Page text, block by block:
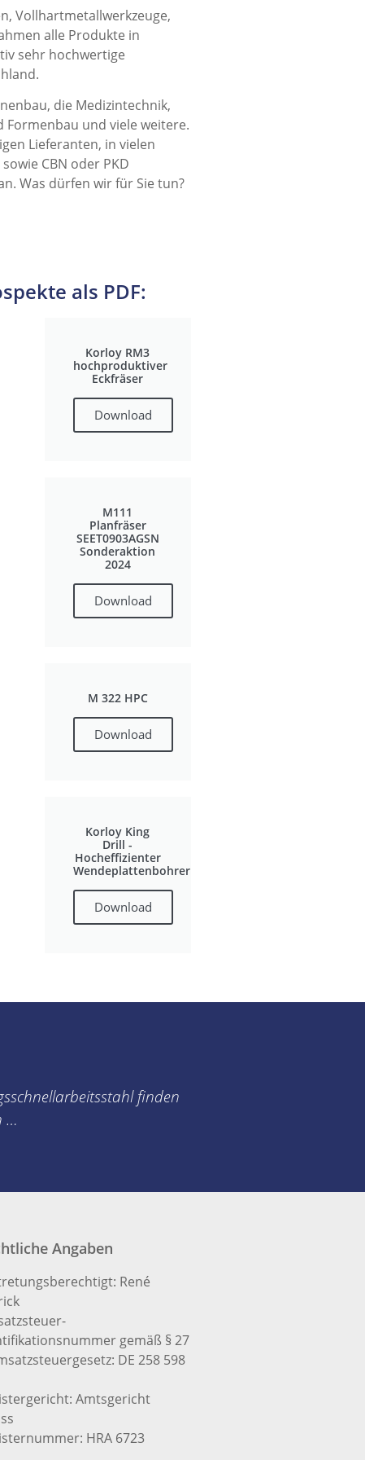
Vollhartmetallwerkzeuge,
alle Produkte in
sehr hochwertige
die Medizintechnik,
und viele weitere.
Lieferanten, in vielen
CBN oder PKD
Was dürfen wir für Sie tun?
als PDF:
Korloy RM3
hochproduktiver
Eckfräser
Download
M111
Planfräser
SEET0903AGSN
Sonderaktion
2024
Download
M 322 HPC
Download
Korloy King
Drill -
Hocheffizienter
Wendeplattenbohrer
Download
finden
…
Angaben
René
gemäß § 27
DE 258 598
Amtsgericht
HRA 6723